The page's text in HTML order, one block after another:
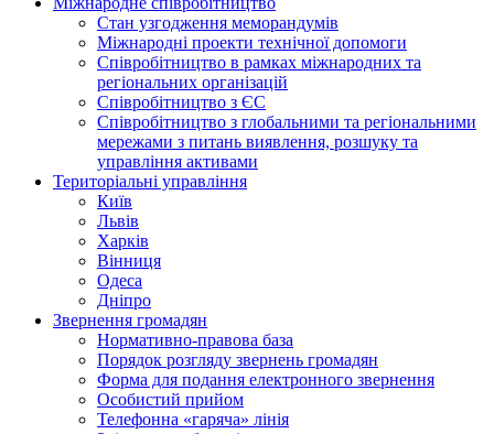
Стан узгодження меморандумів
Міжнародні проекти технічної допомоги
Співробітництво в рамках міжнародних та
регіональних організацій
Співробітництво з ЄС
Співробітництво з глобальними та регіональними
мережами з питань виявлення, розшуку та
управління активами
Територіальні управління
Київ
Львів
Харків
Вінниця
Одеса
Дніпро
Звернення громадян
Нормативно-правова база
Порядок розгляду звернень громадян
Форма для подання електронного звернення
Особистий прийом
Телефонна «гаряча» лінія